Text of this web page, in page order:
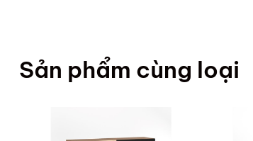
Sản phẩm cùng loại